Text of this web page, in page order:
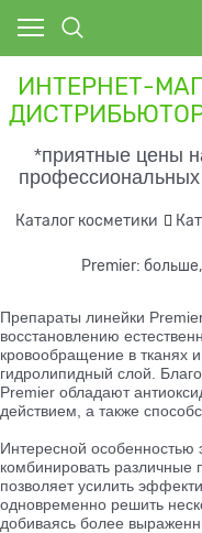
ИНТЕРНЕТ-
*приятные цены
Каталог косметики
Premier:
Препараты линейки
восстановлению
кровообращение в тканях
гидролипидный слой.
Premier обладают
действием, а также
Интересной особенностью
комбинировать различные
позволяет усилить
одновременно решить
добиваясь более